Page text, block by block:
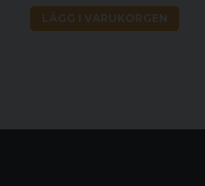
LÄGG I VARUKORGEN